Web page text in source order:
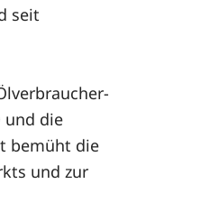
seit
und die
bemüht die
und zur